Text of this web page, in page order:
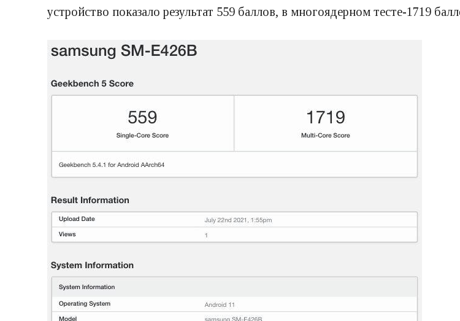
устройство показало результат 559 баллов, в многоядерном тесте-1719